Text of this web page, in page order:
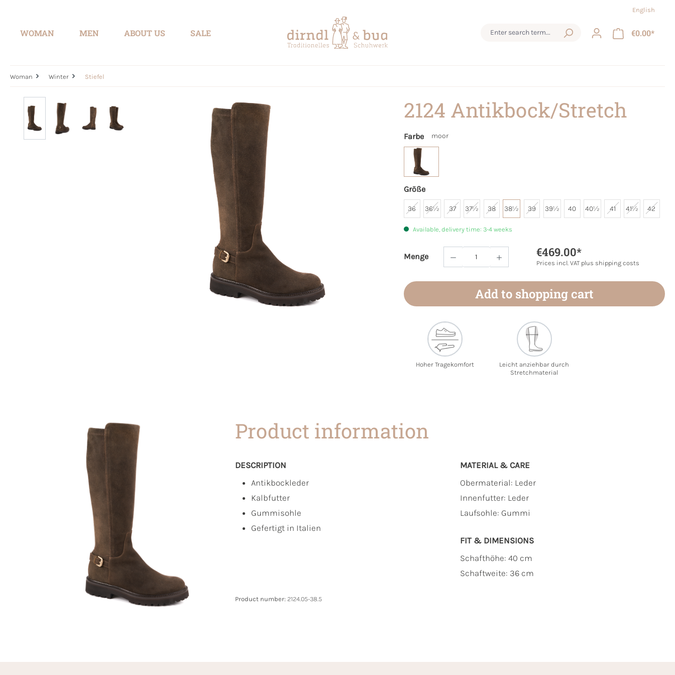
English
WOMAN MEN ABOUT US SALE €0.00*
Woman Winter Stiefel
Skip image gallery 2124 Antikbock/Stretch
Farbe moor
Größe
36 36½ 37 37½ 38 38½ 39 39½ 40 40½ 41 41½ 42
Available, delivery time: 3-4 weeks
Menge
Product Quantity: Enter the desired amount or
€469.00*
Prices incl. VAT plus shipping costs
Add to shopping cart
Hoher Tragekomfort
Leicht anziehbar durch
Stretchmaterial
Product information
DESCRIPTION
Antikbockleder
Kalbfutter
Gummisohle
Gefertigt in Italien
MATERIAL & CARE
Obermaterial: Leder
Innenfutter: Leder
Laufsohle: Gummi
FIT & DIMENSIONS
Schafthöhe: 40 cm
Schaftweite: 36 cm
Product number: 2124.05-38.5